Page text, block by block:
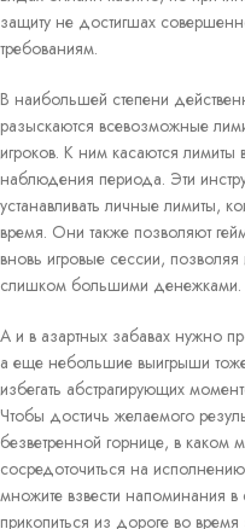
защиту не достигшах
требованиям.
В наибольшей степени
разыскаются всевозможные
игроков. К ним касаются
наблюдения периода. Эти
устанавливать личные лимиты,
время. Они также позволяют
вновь игровые сессии,
слишком большими денежками.
А и в азартных забавах нужно
а еще небольшие выигрыши
избегать абстрагирующих
Чтобы достичь желаемого
безветренной горнице, в каком
сосредоточиться на
множите взвести напоминания
прикопиться из дороге во время